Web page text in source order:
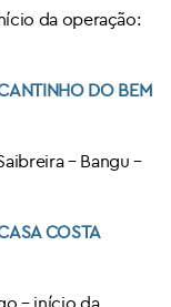
da operação:
DO BEM
– Bangu –
COSTA
– início da